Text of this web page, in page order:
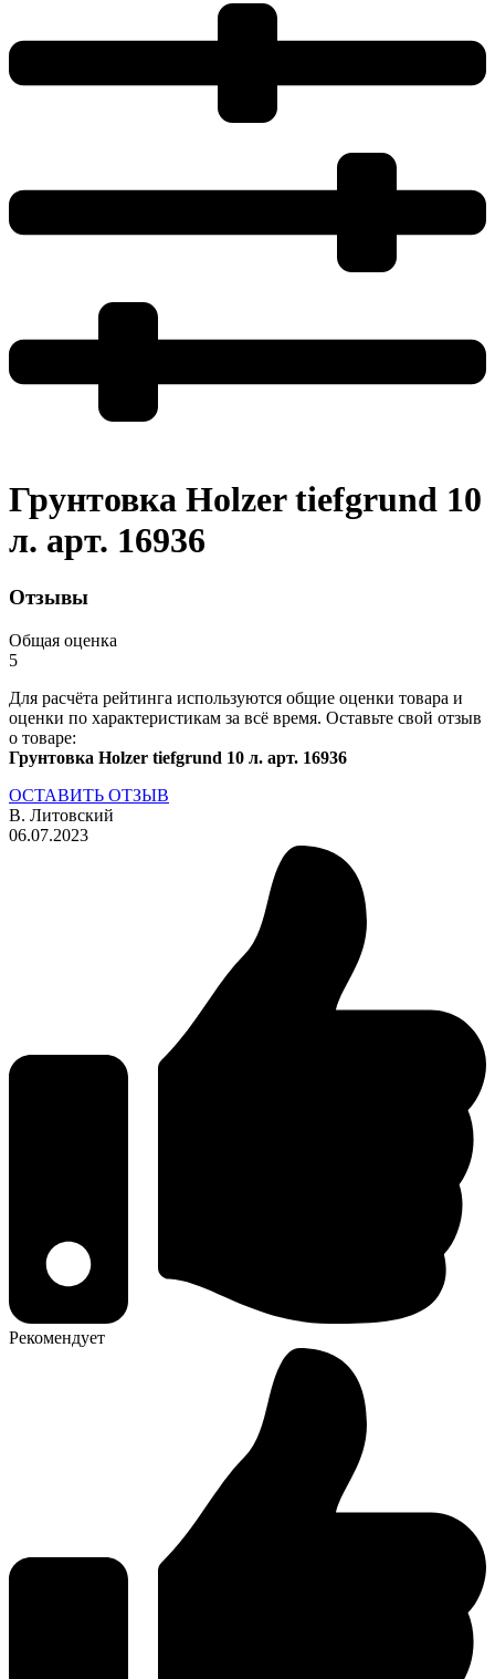
Грунтовка Holzer tiefgrund 10
л. арт. 16936
Отзывы
Общая оценка
5
Для расчёта рейтинга используются общие оценки товара и
оценки по характеристикам за всё время. Оставьте свой отзыв
о товаре:
Грунтовка Holzer tiefgrund 10 л. арт. 16936
ОСТАВИТЬ ОТЗЫВ
В. Литовский
06.07.2023
Рекомендует